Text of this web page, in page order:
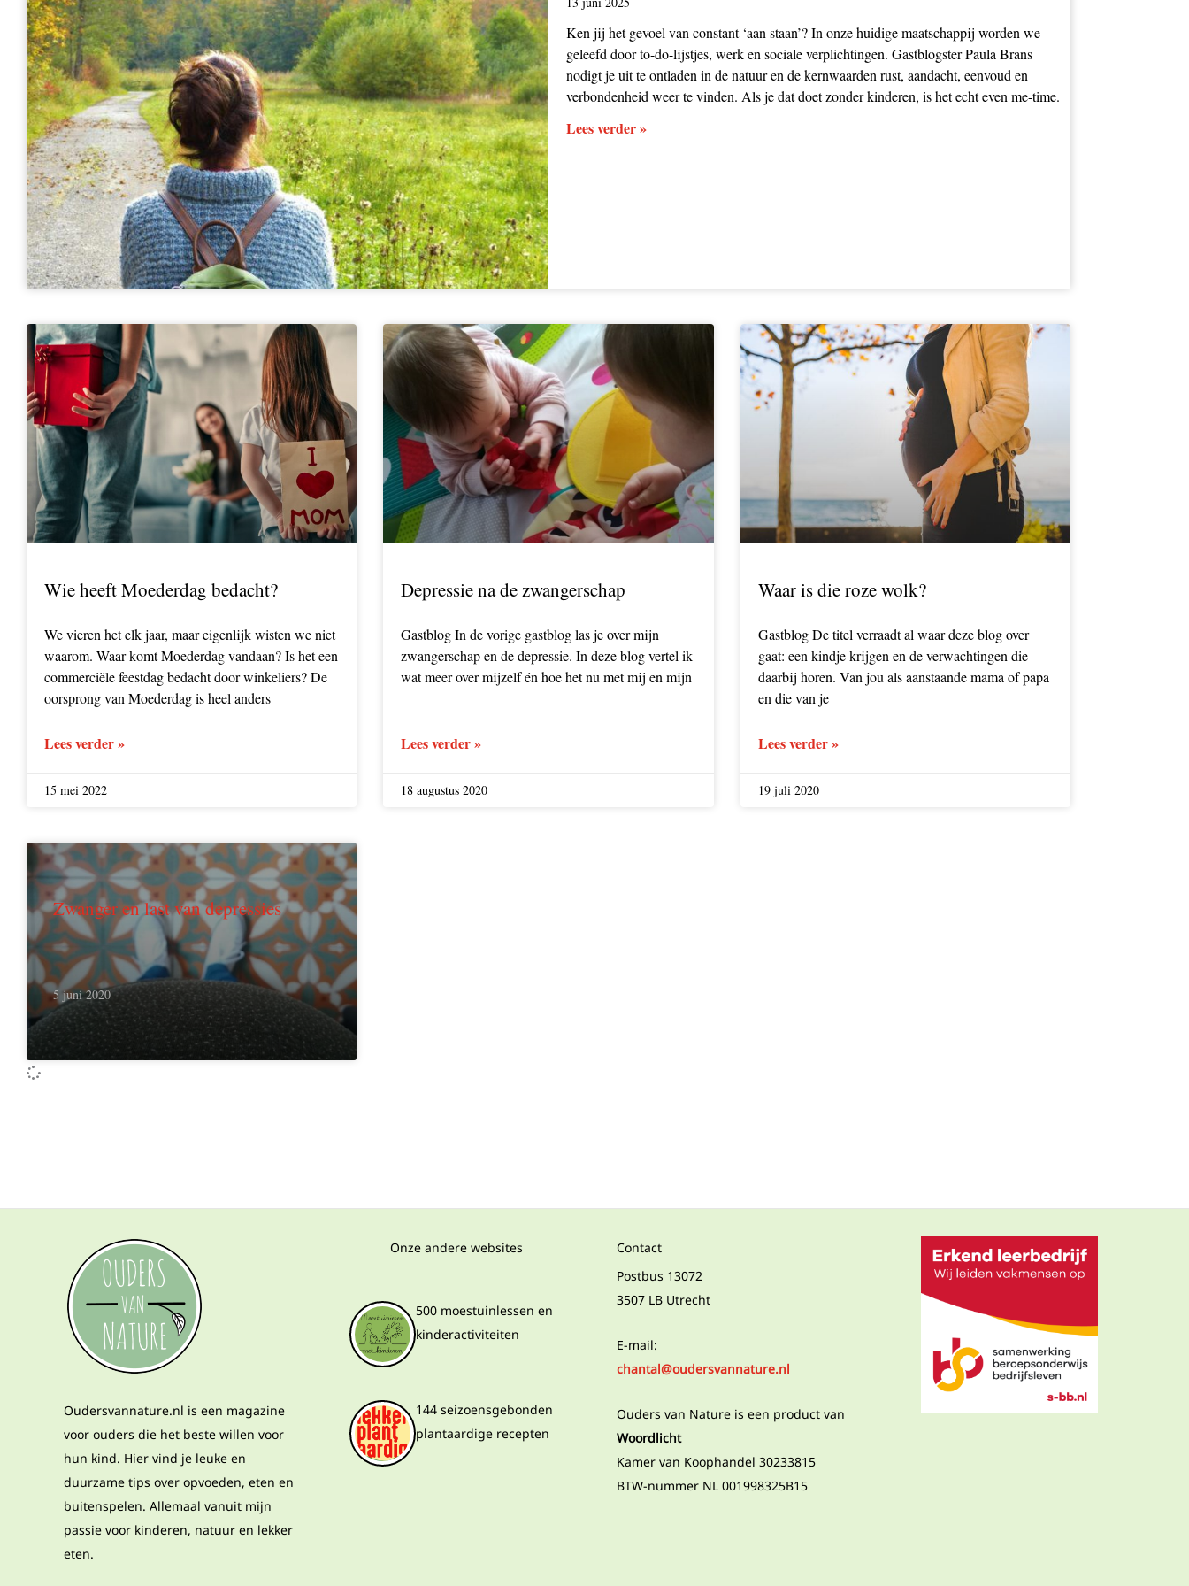
Ken jij het gevoel van constant ‘aan staan’? In onze huidige maatschappij worden we
geleefd door to-do-lijstjes, werk en sociale verplichtingen. Gastblogster Paula Brans
nodigt je uit te ontladen in de natuur en de kernwaarden rust, aandacht, eenvoud en
verbondenheid weer te vinden. Als je dat doet zonder kinderen, is het echt even me-time.
Lees verder »
Wie heeft Moederdag bedacht?
We vieren het elk jaar, maar eigenlijk wisten we niet
waarom. Waar komt Moederdag vandaan? Is het een
commerciële feestdag bedacht door winkeliers? De
oorsprong van Moederdag is heel anders
Lees verder »
15 mei 2022
Depressie na de zwangerschap
Gastblog In de vorige gastblog las je over mijn
zwangerschap en de depressie. In deze blog vertel ik
wat meer over mijzelf én hoe het nu met mij en mijn
Lees verder »
18 augustus 2020
Waar is die roze wolk?
Gastblog De titel verraadt al waar deze blog over
gaat: een kindje krijgen en de verwachtingen die
daarbij horen. Van jou als aanstaande mama of papa
en die van je
Lees verder »
19 juli 2020
Zwanger en last van depressies
5 juni 2020
Oudersvannature.nl is een magazine
voor ouders die het beste willen voor
hun kind. Hier vind je leuke en
duurzame tips over opvoeden, eten en
buitenspelen. Allemaal vanuit mijn
passie voor kinderen, natuur en lekker
eten.
Onze andere websites
500 moestuinlessen en
kinderactiviteiten
144 seizoensgebonden
plantaardige recepten
Contact
Postbus 13072
3507 LB Utrecht
E-mail:
chantal@oudersvannature.nl
Ouders van Nature is een product van
Woordlicht
Kamer van Koophandel 30233815
BTW-nummer NL 001998325B15